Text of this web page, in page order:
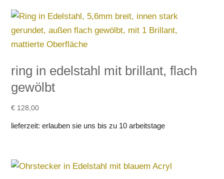
ring in edelstahl mit brillant, flach
gewölbt
€ 128,00
lieferzeit:erlauben sie uns bis zu 10 arbeitstage